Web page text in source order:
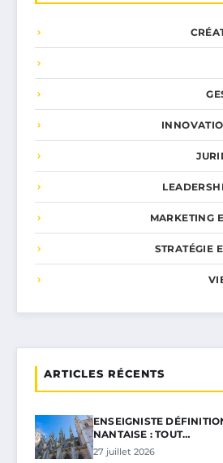
MARKETING
STRATÉGIE
ARTICLES RÉCENTS
ENSEIGNISTE
NANTAISE : TOUT…
27 juillet 2026